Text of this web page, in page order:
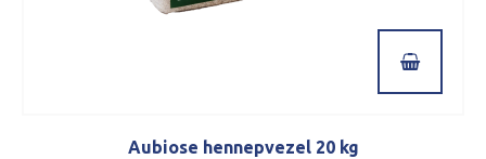
Aubiose hennepvezel 20 kg